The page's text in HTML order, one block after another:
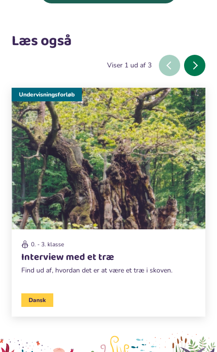
Læs også
Viser 1 ud af 3
0. - 3. klasse
Interview med et træ
Find ud af, hvordan det er at være et træ i skoven.
Undervisningsforløb
Dansk